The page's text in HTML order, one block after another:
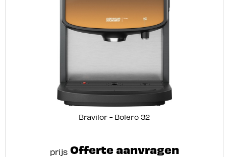
Bravilor - Bolero 32
prijsOfferte aanvragen